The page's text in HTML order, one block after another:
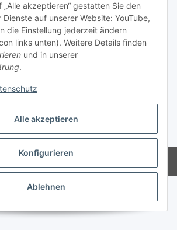
Alle akzeptieren
Konfigurieren
Ablehnen
„Alle akzeptieren“ gestatten Sie den
auf unserer Website: YouTube,
die Einstellung jederzeit ändern
links unten). Weitere Details finden
und in unserer
.
USt., zzgl.Versand
Powered by